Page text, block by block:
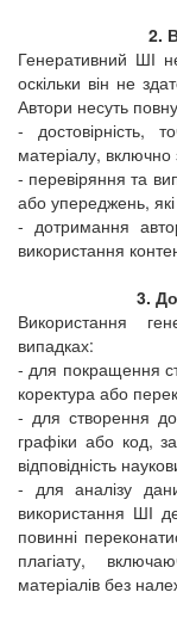
2.
Генеративний ШІ
оскільки він не
Автори несуть повну
- достовірність,
матеріалу,
- перевіряння та
або упереджень,
- дотримання
використання
3.
Використання
випадках:
- для покращення
коректура або
- для створення
графіки або код,
відповідність
- для аналізу
використання ШІ
повинні
плагіату,
матеріалів без